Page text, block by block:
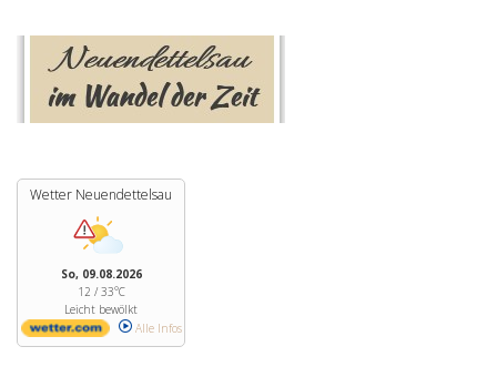
Wetter Neuendettelsau
So, 09.08.2026
12 / 33°C
Leicht bewölkt
Alle Infos